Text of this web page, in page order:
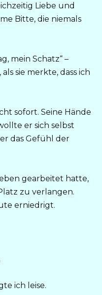
Liebe und
Bitte, die niemals
mein Schatz“ –
sie merkte, dass ich
sofort. Seine Hände
er sich selbst
das Gefühl der
gearbeitet hatte,
zu verlangen.
erniedrigt.
ich leise.